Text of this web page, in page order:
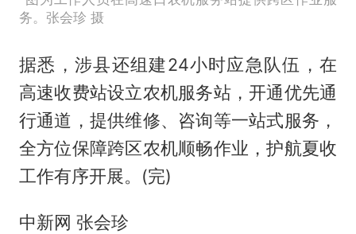
务。张会珍 摄
据悉，涉县还组建24小时应急队伍，在
高速收费站设立农机服务站，开通优先通
行通道，提供维修、咨询等一站式服务，
全方位保障跨区农机顺畅作业，护航夏收
工作有序开展。(完)
中新网 张会珍